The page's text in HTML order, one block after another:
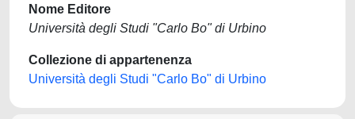
Nome Editore
Università degli Studi "Carlo Bo" di Urbino
Collezione di appartenenza
Università degli Studi "Carlo Bo" di Urbino